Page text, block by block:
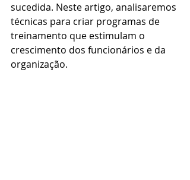
sucedida. Neste artigo, analisaremos
técnicas para criar programas de
treinamento que estimulam o
crescimento dos funcionários e da
organização.